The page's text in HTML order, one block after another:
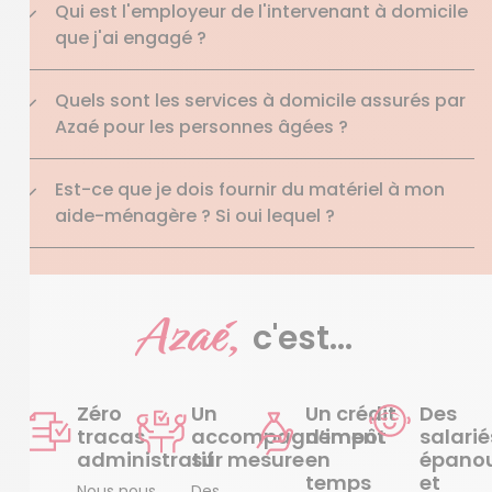
Qui est l'employeur de l'intervenant à domicile
que j'ai engagé ?
Quels sont les services à domicile assurés par
Azaé pour les personnes âgées ?
Est-ce que je dois fournir du matériel à mon
aide-ménagère ? Si oui lequel ?
Azaé, c'est...
Zéro
tracas
administratif
Un
accompagnement
sur mesure
Un crédit
d’impôt
en
temps
Des
et